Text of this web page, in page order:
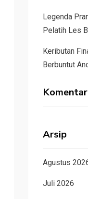
Legenda
Pelatih Les
Keributan
Berbuntut
Arsip
Agustus
Juli 2026